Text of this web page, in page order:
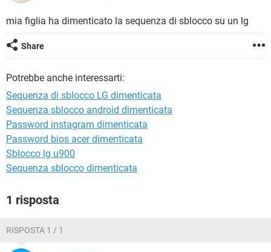
TIKTOK
HARDWARE
INSTAGRAM WHATSAPP
INTRATTENIMENTO
iOS WINDOWS 10
INSTAGRAM
COVID-19 GAMING
INSTAGRAM
TIKTOK FACEBOOK
mia figlia ha dimenticato la sequenza di sblocco su un lg
Share
Potrebbe anche interessarti:
Sequenza di sblocco LG dimenticata
Sequenza sblocco android dimenticata
Password instagram dimenticata
Password bios acer dimenticata
Sblocco lg u900
Sequenza sblocco dimenticata
1 risposta
RISPOSTA 1 / 1